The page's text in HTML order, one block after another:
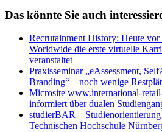
Das könnte Sie auch
Recrutainment History: Heute
Worldwide die erste virtuelle
veranstaltet
Praxisseminar „eAssessment,
Branding“ – noch wenige
Microsite www.international-
informiert über dualen
studierBAR –
Technischen Hochschule